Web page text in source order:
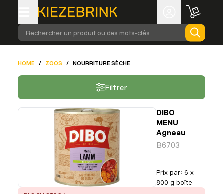
Rechercher un produit ou des mots-clés
HOME / ZOOS / NOURRITURE SÈCHE
Filtrer
DIBO
MENU
Agneau
B6703
Prix par: 6 x
800 g boîte